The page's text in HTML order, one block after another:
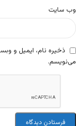
وب‌ سایت
ذخیره نام، ایمیل و
می‌نویسم.